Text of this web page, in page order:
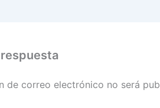
de correo electrónico no será